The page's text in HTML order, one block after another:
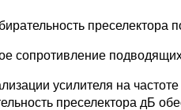
преселектора
сопротивление
усилителя на
преселектора дБ